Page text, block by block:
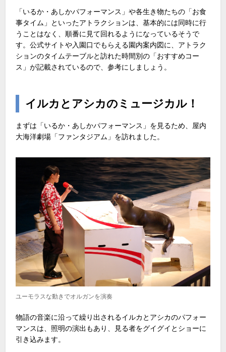
「いるか・あしかパフォーマンス」や各生き物たちの「お食
事タイム」といったアトラクションは、基本的には同時に行
うことはなく、順番に見て回れるようになっているそうで
す。公式サイトや入園口でもらえる園内案内図に、アトラク
ションのタイムテーブルと訪れた時間別の「おすすめコー
ス」が記載されているので、参考にしましょう。
イルカとアシカのミュージカル！
まずは「いるか・あしかパフォーマンス」を見るため、屋内
大海洋劇場「ファンタジアム」を訪れました。
ユーモラスな動きでオルガンを演奏
物語の音楽に沿って繰り出されるイルカとアシカのパフォー
マンスは、照明の演出もあり、見る者をグイグイとショーに
引き込みます。